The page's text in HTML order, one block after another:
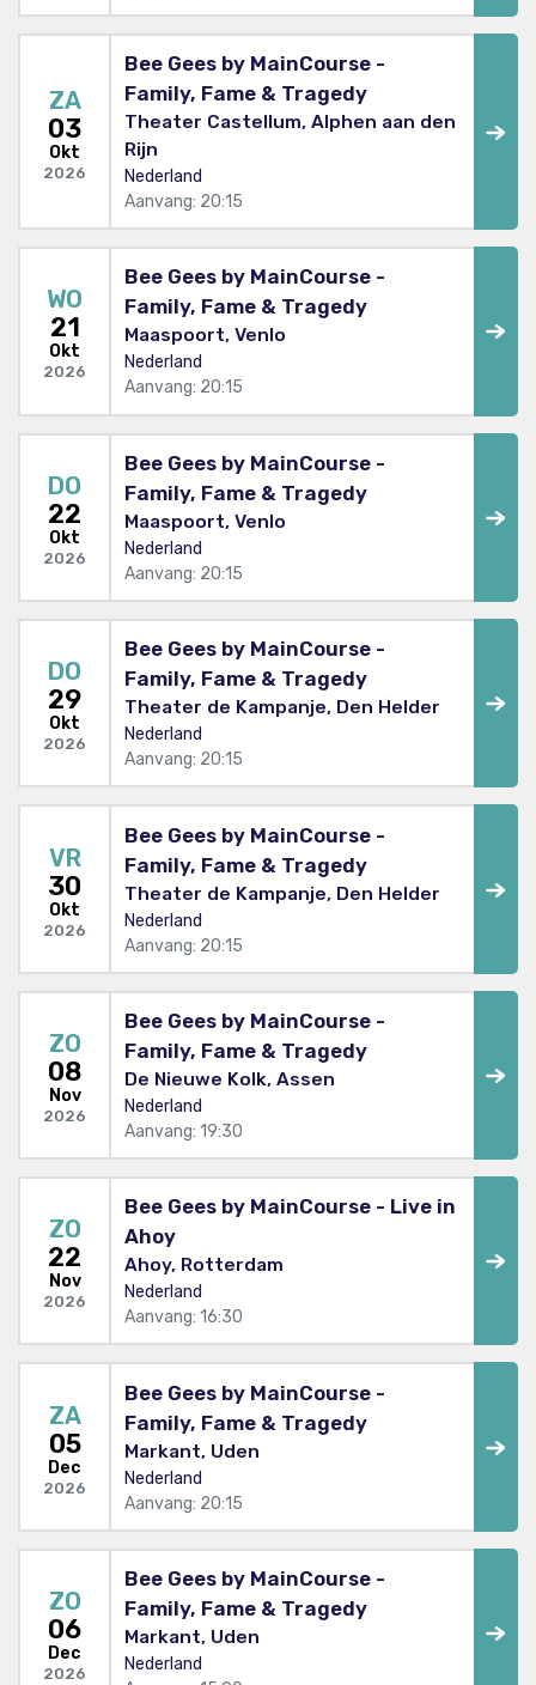
ZA
03
Okt
2026
Bee Gees by MainCourse -
Family, Fame & Tragedy
Theater Castellum, Alphen aan den
Rijn
Nederland
Aanvang: 20:15
WO
21
Okt
2026
Bee Gees by MainCourse -
Family, Fame & Tragedy
Maaspoort, Venlo
Nederland
Aanvang: 20:15
DO
22
Okt
2026
Bee Gees by MainCourse -
Family, Fame & Tragedy
Maaspoort, Venlo
Nederland
Aanvang: 20:15
DO
29
Okt
2026
Bee Gees by MainCourse -
Family, Fame & Tragedy
Theater de Kampanje, Den Helder
Nederland
Aanvang: 20:15
VR
30
Okt
2026
Bee Gees by MainCourse -
Family, Fame & Tragedy
Theater de Kampanje, Den Helder
Nederland
Aanvang: 20:15
ZO
08
Nov
2026
Bee Gees by MainCourse -
Family, Fame & Tragedy
De Nieuwe Kolk, Assen
Nederland
Aanvang: 19:30
ZO
22
Nov
2026
Bee Gees by MainCourse - Live in
Ahoy
Ahoy, Rotterdam
Nederland
Aanvang: 16:30
ZA
05
Dec
2026
Bee Gees by MainCourse -
Family, Fame & Tragedy
Markant, Uden
Nederland
Aanvang: 20:15
ZO
06
Dec
2026
Bee Gees by MainCourse -
Family, Fame & Tragedy
Markant, Uden
Nederland